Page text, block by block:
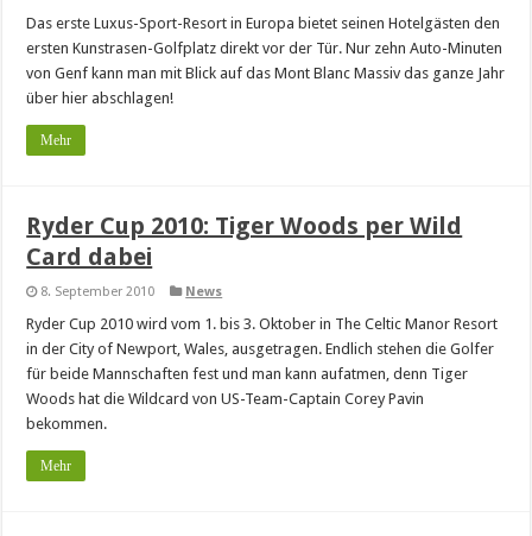
Das erste Luxus-Sport-Resort in Europa bietet seinen Hotelgästen den
ersten Kunstrasen-Golfplatz direkt vor der Tür. Nur zehn Auto-Minuten
von Genf kann man mit Blick auf das Mont Blanc Massiv das ganze Jahr
über hier abschlagen!
Mehr
Ryder Cup 2010: Tiger Woods per Wild
Card dabei
8. September 2010 News
Ryder Cup 2010 wird vom 1. bis 3. Oktober in The Celtic Manor Resort
in der City of Newport, Wales, ausgetragen. Endlich stehen die Golfer
für beide Mannschaften fest und man kann aufatmen, denn Tiger
Woods hat die Wildcard von US-Team-Captain Corey Pavin
bekommen.
Mehr